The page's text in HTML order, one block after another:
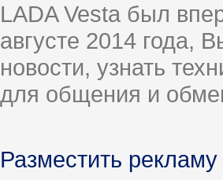
LADA Vesta был
августе 2014 года,
новости, узнать
для общения и
Разместить